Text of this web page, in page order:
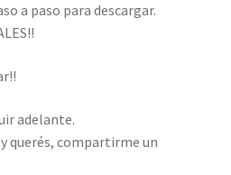
a paso para descargar.
adelante.
querés, compartirme un